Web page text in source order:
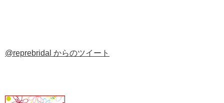
@reprebridal からのツイート